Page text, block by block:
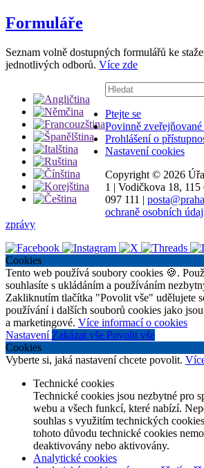
Formuláře
Seznam volně dostupných formulářů ke
jednotlivých odborů. Více zde
Vyhledávání:
Ptejte se
Povinně
Prohlášení o
Nastavení cookies
Copyright © 2026
1 | Vodičkova 18, 115
097 111 |
ochraně osobních
zprávy
Cookies
Tento web používá soubory cookies 🍪.
souhlasíte s ukládáním a používáním
Zakliknutím tlačítka "Povolit vše" udělujete
používání i dalších souborů cookies jako
a marketingové. Více informací o cookies
Nastavení Zakázat vše Povolit vše
Cookies
Vyberte si, jaká nastavení chcete povolit.
Technické cookies
Technické cookies jsou nezbytné pro
webu a všech funkcí, které nabízí.
souhlas s využitím technických
tohoto důvodu technické cookies
deaktivovány nebo aktivovány.
Analytické cookies